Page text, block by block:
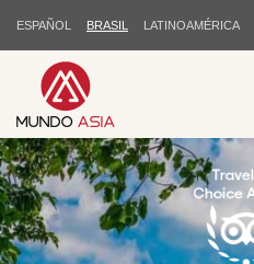
ESPAÑOL BRASIL LATINOAMÉRICA